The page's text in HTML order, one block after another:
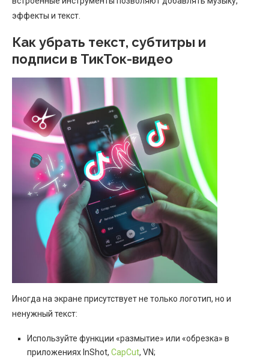
эффекты и текст.
Как убрать текст, субтитры и
подписи в ТикТок-видео
Иногда на экране присутствует не только логотип, но и
ненужный текст:
Используйте функции «размытие» или «обрезка» в
приложениях InShot, CapCut, VN;